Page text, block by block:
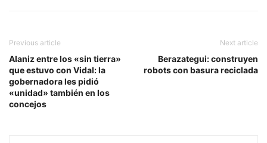
Previous article
Alaniz entre los «sin tierra»
que estuvo con Vidal: la
gobernadora les pidió
«unidad» también en los
concejos
Next article
Berazategui: construyen
robots con basura reciclada